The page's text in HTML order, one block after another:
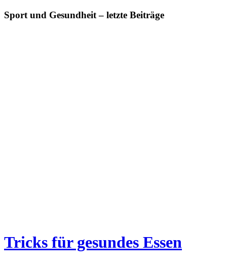
Sport und Gesundheit – letzte Beiträge
Tricks für gesundes Essen